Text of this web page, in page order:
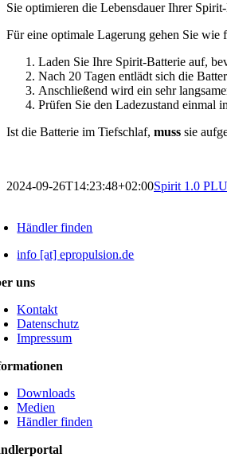
Sie optimieren die Lebensdauer Ihrer
Für eine optimale Lagerung gehen Sie wie
Laden Sie Ihre Spirit-Batterie auf,
Nach 20 Tagen entlädt sich die
Anschließend wird ein sehr
Prüfen Sie den Ladezustand einmal
Ist die Batterie im Tiefschlaf, muss sie
2024-09-26T14:23:48+02:00Spirit 1.0
Händler finden
info [at] epropulsion.de
uns
Kontakt
Datenschutz
Impressum
Downloads
Medien
Händler finden